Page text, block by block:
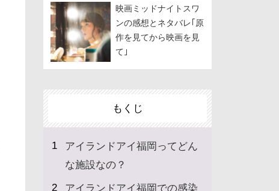
映画ミッドナイトスワ
ンの感想とネタバレ｢原
作を見てから映画を見
て｣
もくじ
アイランドアイ福岡ってどん
な施設なの？
アイランドアイ福岡での感染